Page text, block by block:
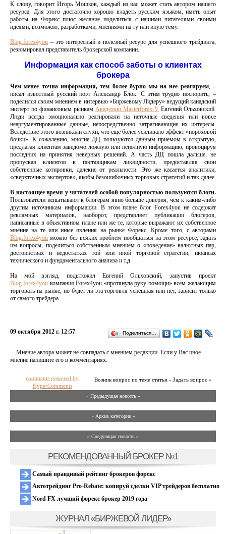
К слову, говорит Игорь Мошков, каждый из вас может стать автором нашего
ресурса. Для этого достаточно хорошо владеть русским языком, иметь опыт
работы на Форекс плюс желание поделиться с нашими читателями своими
идеями, возможно, разработками, мнениями на ту или иную тему.
Blog.forex4you – это интересный и полезный ресурс для успешного трейдинга,
резюмировал представитель брокерской компании.
Информация как способ заботы о клиентах
брокера
Чем менее точна информация, тем более бурно мы на нее реагируем, –
писал известный русский поэт Александр Блок. С этим трудно поспорить, –
поделился своим мнением в интервью «Биржевому Лидеру» ведущий канадский
эксперт по финансовым рынкам Академии Masterforex-V Евгений Ольховский.
Люди всегда эмоционально реагировали на неточные сведения или вовсе
неаргументированные данные, непосредственно затрагивающие их интересы.
Вследствие этого возникали слухи, что еще более усиливало эффект «пороховой
бочки». К сожалению, многие ДЦ пользуются данным приемом в открытую,
предлагая клиентам заведомо ложную или неполную информацию, провоцируя
последних на принятия неверных решений. А часть ДЦ пошла дальше, не
пропуская клиентов к поставщикам ликвидности, предоставляя свои
собственные котировки, далекие от реальности. Это же касается аналитики,
«сверхточных экспертов», якобы безошибочных торговых стратегий и так далее.
В настоящее время у читателей особой популярностью пользуются блоги.
Пользователи испытывают к блогерам явно больше доверия, чем к каким-либо
другим источникам информации. В этом плане блог Forex4you не содержит
рекламных материалов, наоборот, представляет публикации блогеров,
написанные в объективном плане или же те, которые выражают их собственное
мнение на те или иные явления на рынке Форекс. Кроме того, с авторами
Blog.forex4you можно без всяких проблем пообщаться на этом ресурсе, задать
им вопросы, поделиться собственным мнением о «поведение» валютных пар,
достоинствах и недостатках той или иной торговой стратегии, нюансах
технического и фундаментального анализа и т.д.
На мой взгляд, подытожил Евгений Ольховский, запустив проект
Blog.forex4you компания Forex4you «протянула руку помощи» всем желающим
торговать на рынке, но будет ли эта торговля успешная или нет, зависит только
от самого трейдера.
09 октября 2012 г. 12:57 Поделиться…
Мнение автора может не совпадать с мнением редакции. Если у Вас иное
мнение напишите его в комментариях.
Возник вопрос по теме статьи - Задать вопрос »
comments powered by
HyperComments
« Предыдущая новость «
» Архив категории «
» Следующая новость »
РЕКОМЕНДОВАННЫЙ БРОКЕР №1
Самый правдивый рейтинг брокеров форекс
Автотрейдинг Pro-Rebate: копируй сделки VIP трейдеров бесплатно
Nord FX лучший форекс брокер 2019 года
ЖУРНАЛ «БИРЖЕВОЙ ЛИДЕР»